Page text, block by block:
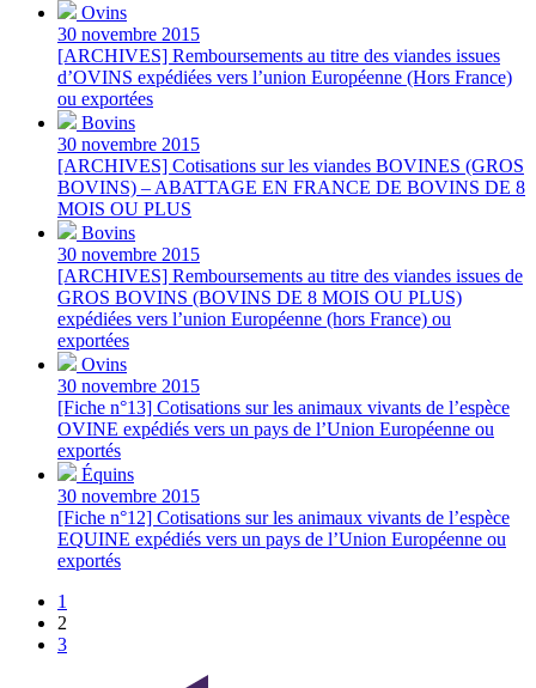
Ovins
30 novembre 2015
[ARCHIVES] Remboursements au titre des viandes issues
d’OVINS expédiées vers l’union Européenne (Hors France)
ou exportées
Bovins
30 novembre 2015
[ARCHIVES] Cotisations sur les viandes BOVINES (GROS
BOVINS) – ABATTAGE EN FRANCE DE BOVINS DE 8
MOIS OU PLUS
Bovins
30 novembre 2015
[ARCHIVES] Remboursements au titre des viandes issues de
GROS BOVINS (BOVINS DE 8 MOIS OU PLUS)
expédiées vers l’union Européenne (hors France) ou
exportées
Ovins
30 novembre 2015
[Fiche n°13] Cotisations sur les animaux vivants de l’espèce
OVINE expédiés vers un pays de l’Union Européenne ou
exportés
Équins
30 novembre 2015
[Fiche n°12] Cotisations sur les animaux vivants de l’espèce
EQUINE expédiés vers un pays de l’Union Européenne ou
exportés
1
2
3